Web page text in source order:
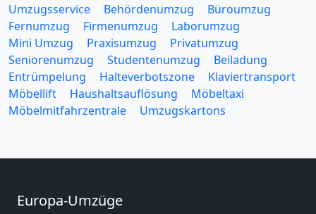
Umzugsservice Behördenumzug
Büroumzug
Fernumzug
Firmenumzug
Laborumzug
Mini Umzug
Praxisumzug
Privatumzug
Seniorenumzug
Studentenumzug
Beiladung
Entrümpelung
Halteverbotszone
Klaviertransport
Möbellift
Haushaltsauflösung
Möbeltaxi
Möbelmitfahrzentrale
Umzugskartons
Europa-Umzüge